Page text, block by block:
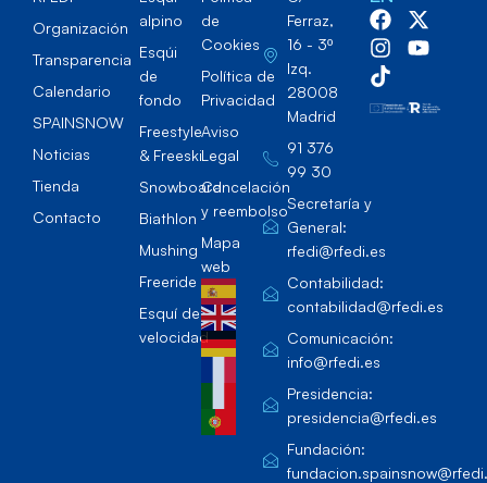
Organización
Transparencia
Calendario
SPAINSNOW
Noticias
Tienda
Contacto
alpino
Esqúi
de
fondo
Freestyle
& Freeski
Snowboard
Biathlon
Mushing
Freeride
Esquí de
velocidad
de
Cookies
Política de
Privacidad
Aviso
Legal
Cancelación
y reembolso
Mapa
web
Ferraz,
16 - 3º
Izq.
28008
Madrid
91 376
99 30
Secretaría y
General:
rfedi@rfedi.es
Contabilidad:
contabilidad@rfedi.es
Comunicación:
info@rfedi.es
Presidencia:
presidencia@rfedi.es
Fundación: